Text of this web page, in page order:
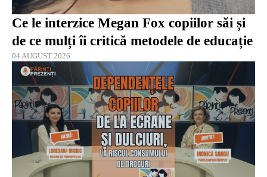
Ce le interzice Megan Fox copiilor săi și
de ce mulți îi critică metodele de educație
04 AUGUST 2026